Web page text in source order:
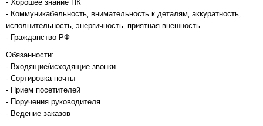
- Хорошее знание ПК
- Коммуникабельность‚ внимательность к деталям‚ аккуратность‚
исполнительность‚ энергичность‚ приятная внешность
- Гражданство РФ
Обязанности:
- Входящие/исходящие звонки
- Сортировка почты
- Прием посетителей
- Поручения руководителя
- Ведение заказов